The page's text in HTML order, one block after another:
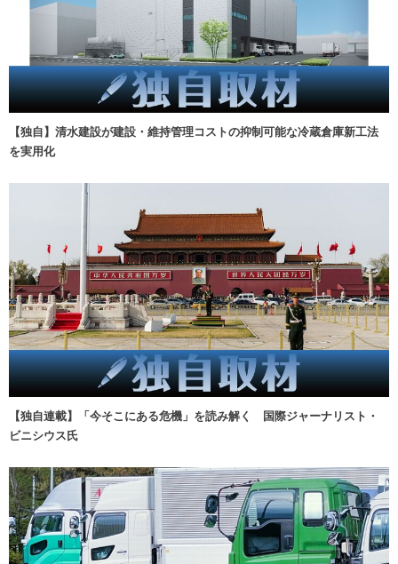
【独自】清水建設が建設・維持管理コストの抑制可能な冷蔵倉庫新工法
を実用化
【独自連載】「今そこにある危機」を読み解く 国際ジャーナリスト・
ビニシウス氏